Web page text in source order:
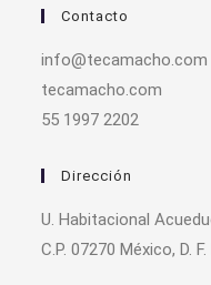
Contacto
info@tecamacho.com
tecamacho.com
55 1997 2202
Dirección
U. Habitacional
C.P. 07270 México, D.